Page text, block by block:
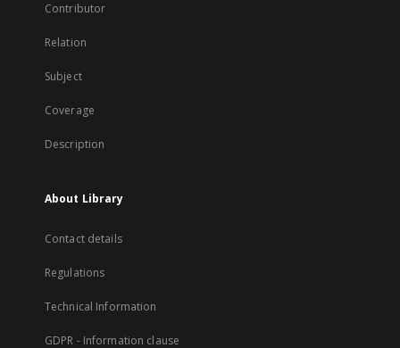
Contributor
Relation
Subject
Coverage
Description
About Library
Contact details
Regulations
Technical Information
GDPR - Information clause